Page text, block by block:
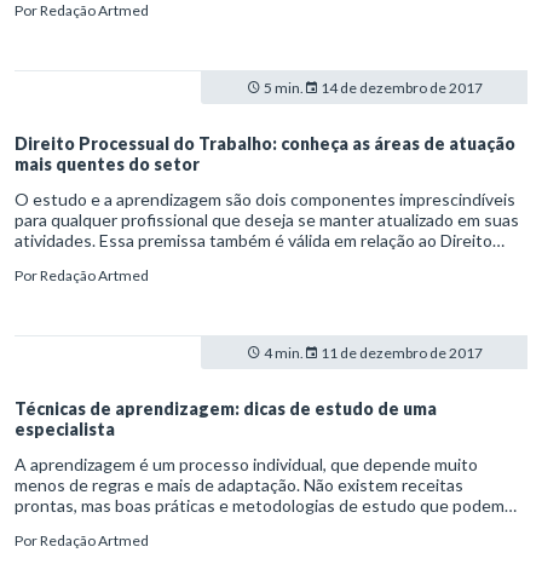
tudo isso a uma poderosa metodologia de estudo.
PorRedação Artmed
5 min. 14 de dezembro de 2017
Direito Processual do Trabalho: conheça as áreas de atuação
mais quentes do setor
O estudo e a aprendizagem são dois componentes imprescindíveis
para qualquer profissional que deseja se manter atualizado em suas
atividades. Essa premissa também é válida em relação ao Direito
reformas que ocorrem nesse âmbito.
PorRedação Artmed
4 min. 11 de dezembro de 2017
Técnicas de aprendizagem: dicas de estudo de uma
especialista
A aprendizagem é um processo individual, que depende muito
menos de regras e mais de adaptação. Não existem receitas
prontas, mas boas práticas e metodologias de estudo que podem
estudos que podem funcionar ou não para cada um.
PorRedação Artmed